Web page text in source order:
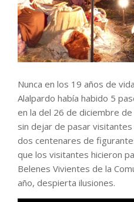
Nunca en los 19 años de
Alalpardo había habido 5
en la del 26 de diciembre
sin dejar de pasar
dos centenares de
que los visitantes hicieron
Belenes Vivientes de la
año, despierta ilusiones.